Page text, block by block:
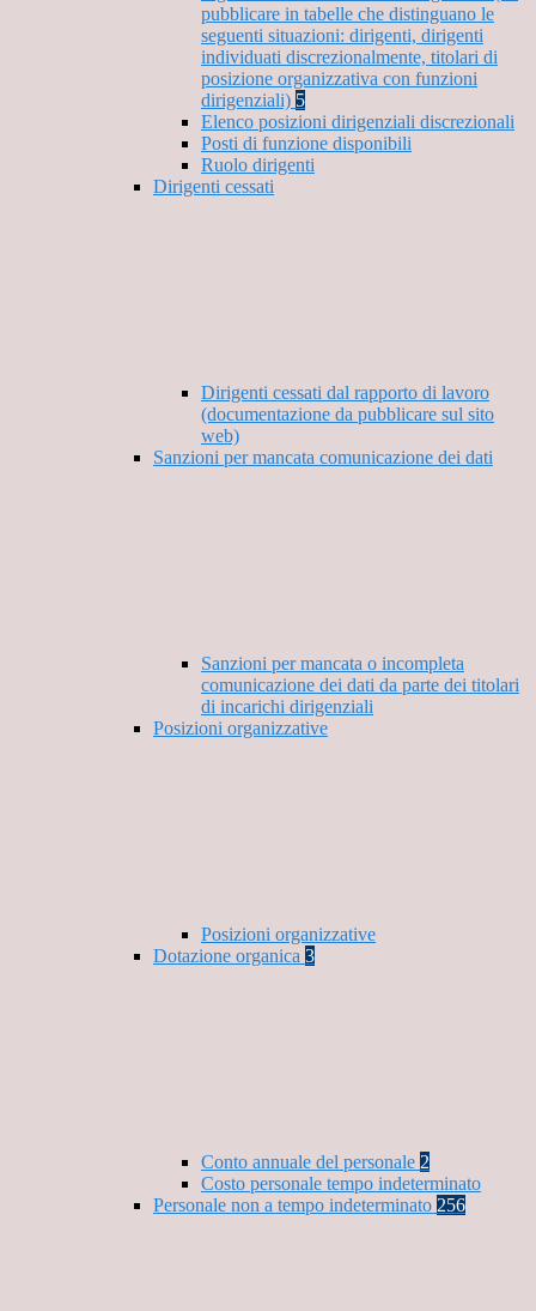
pubblicare in tabelle che distinguano le
seguenti situazioni: dirigenti, dirigenti
individuati discrezionalmente, titolari di
posizione organizzativa con funzioni
dirigenziali) 5
Elenco posizioni dirigenziali discrezionali
Posti di funzione disponibili
Ruolo dirigenti
Dirigenti cessati
Dirigenti cessati dal rapporto di lavoro
(documentazione da pubblicare sul sito
web)
Sanzioni per mancata comunicazione dei dati
Sanzioni per mancata o incompleta
comunicazione dei dati da parte dei titolari
di incarichi dirigenziali
Posizioni organizzative
Posizioni organizzative
Dotazione organica 3
Conto annuale del personale 2
Costo personale tempo indeterminato
Personale non a tempo indeterminato 256